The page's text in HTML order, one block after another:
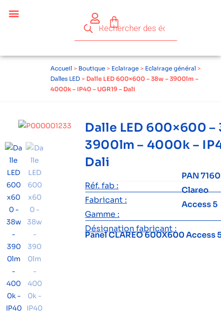
Accueil > Boutique > Eclairage > Eclairage général >
Dalles LED > Dalle LED 600×600 – 38w – 3900lm –
4000k – IP40 – UGR19 – Dali
Dalle LED 600×600 –
3900lm – 4000k –
Dali
Réf. fab :
PAN 7160
Fabricant :
Clareo
Gamme :
Access 5
Désignation fabricant :
Panel CLAREO 600X600 Access